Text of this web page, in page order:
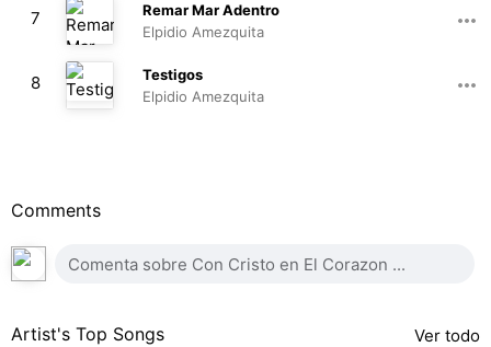
05:31
7
Remar Mar Adentro
Elpidio Amezquita
04:40
8
Testigos
Elpidio Amezquita
Comments
Artist's Top Songs Ver todo